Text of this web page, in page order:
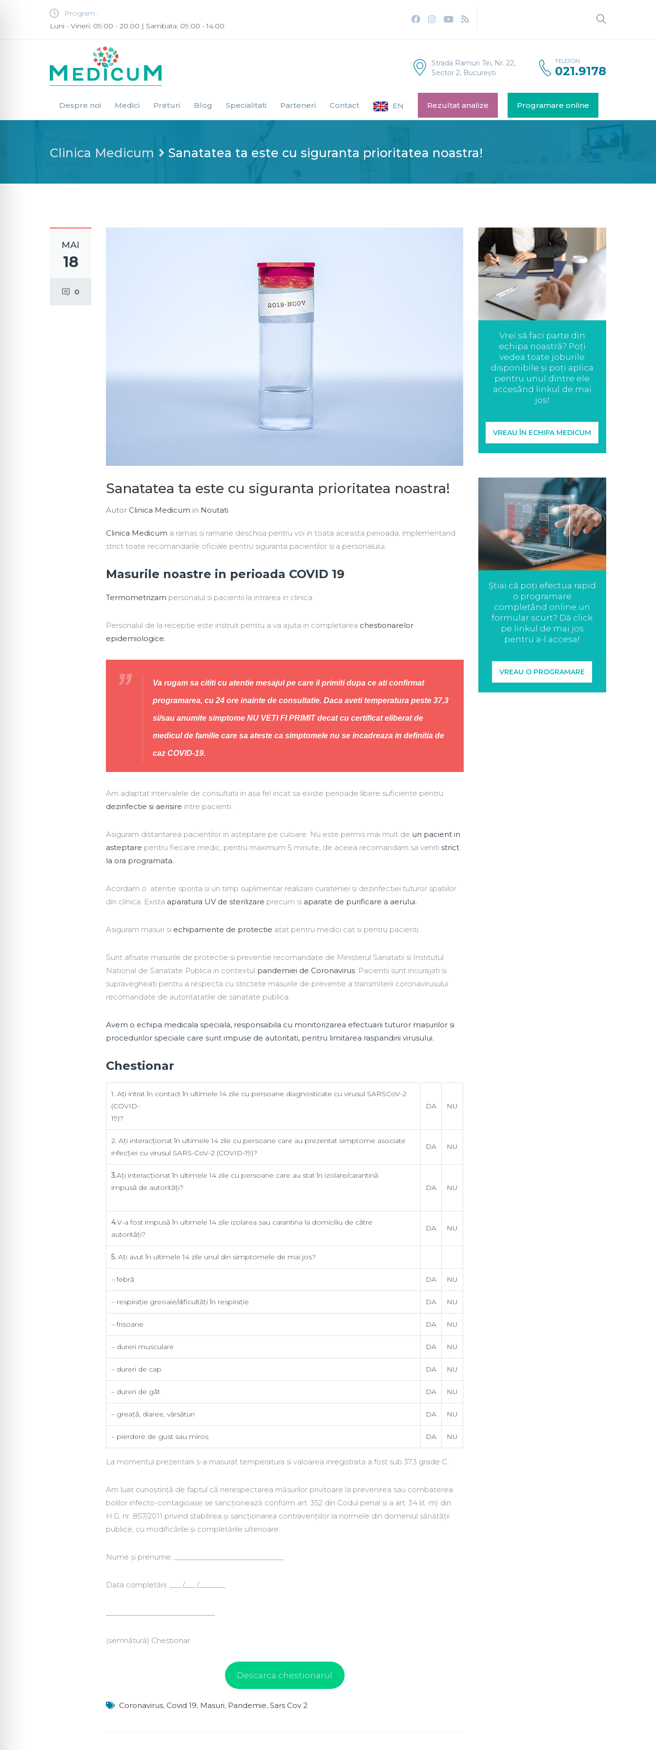
Program :
Luni - Vineri: 09.00 - 20.00 | Sambata: 09.00 - 14.00
Strada Ramuri Tei, Nr. 22,
Sector 2, București
TELEFON
021.9178
Despre noi Medici Preturi Blog Specialitati Parteneri Contact EN Rezultat analize Programare online
Clinica Medicum Sanatatea ta este cu siguranta prioritatea noastra!
MAI
18
0
Sanatatea ta este cu siguranta prioritatea noastra!
Autor Clinica Medicum in Noutati
Clinica Medicum a ramas si ramane deschisa pentru voi in toata aceasta perioada, implementand
strict toate recomandarile oficiale pentru siguranta pacientilor si a personalului.
Masurile noastre in perioada COVID 19
Termometrizam personalul si pacientii la intrarea in clinica.
Personalul de la receptie este instruit pentru a va ajuta in completarea chestionarelor
epidemiologice.
Va rugam sa cititi cu atentie mesajul pe care il primiti dupa ce ati confirmat
programarea, cu 24 ore inainte de consultatie. Daca aveti temperatura peste 37,3
si/sau anumite simptome NU VETI FI PRIMIT decat cu certificat eliberat de
medicul de familie care sa ateste ca simptomele nu se incadreaza in definitia de
caz COVID-19.
Am adaptat intervalele de consultatii in asa fel incat sa existe perioade libere suficiente pentru
dezinfectie si aerisire intre pacienti.
Asiguram distantarea pacientilor in asteptare pe culoare. Nu este permis mai mult de un pacient in
asteptare pentru fiecare medic, pentru maximum 5 minute, de aceea recomandam sa veniti strict
la ora programata.
Acordam o atentie sporita si un timp suplimentar realizarii curateniei si dezinfectiei tuturor spatiilor
din clinica. Exista aparatura UV de sterilizare precum si aparate de purificare a aerului.
Asiguram masuri si echipamente de protectie atat pentru medici cat si pentru pacienti.
Sunt afisate masurile de protectie si preventie recomandate de Ministerul Sanatatii si Institutul
National de Sanatate Publica in contextul pandemiei de Coronavirus. Pacientii sunt incurajati si
supravegheati pentru a respecta cu strictete masurile de preventie a transmiterii coronavirusului
recomandate de autoritatatile de sanatate publica.
Avem o echipa medicala speciala, responsabila cu monitorizarea efectuarii tuturor masurilor si
procedurilor speciale care sunt impuse de autoritati, pentru limitarea raspandirii virusului.
Chestionar
1. Ați intrat în contact în ultimele 14 zile cu persoane diagnosticate cu virusul SARSCoV-2
(COVID-
19)?
DA NU
2. Ați interacționat în ultimele 14 zile cu persoane care au prezentat simptome asociate
infecției cu virusul SARS-CoV-2 (COVID-19)?
DA NU
3.Ați interacționat în ultimele 14 zile cu persoane care au stat în izolare/carantină
impusă de autorități?
DA NU
4.V-a fost impusă în ultimele 14 zile izolarea sau carantina la domiciliu de către
autorități?
DA NU
5. Ați avut în ultimele 14 zile unul din simptomele de mai jos?
– febră DA NU
– respirație greoaie/dificultăți în respirație DA NU
– frisoane DA NU
– dureri musculare DA NU
– dureri de cap DA NU
– dureri de gât DA NU
– greață, diaree, vărsături DA NU
– pierdere de gust sau miros DA NU
La momentul prezentarii s-a masurat temperatura si valoarea inregistrata a fost sub 37.3 grade C.
Am luat cunoștință de faptul că nerespectarea măsurilor privitoare la prevenirea sau combaterea
bolilor infecto-contagioase se sancționează conform art. 352 din Codul penal și a art. 34 lit. m) din
H.G. nr. 857/2011 privind stabilirea și sancționarea contravențiilor la normele din domeniul sănătății
publice, cu modificările și completările ulterioare.
Nume și prenume: ____________________________
Data completării: ___/___/_______
(semnătură) Chestionar
Descarca chestionarul
Coronavirus, Covid 19, Masuri, Pandemie, Sars Cov 2
Vrei să faci parte din
echipa noastră? Poți
vedea toate joburile
disponibile și poți aplica
pentru unul dintre ele
accesând linkul de mai
jos!
VREAU ÎN ECHIPA MEDICUM
Știai că poți efectua rapid
o programare
completând online un
formular scurt? Dă click
pe linkul de mai jos
pentru a-l accesa!
VREAU O PROGRAMARE